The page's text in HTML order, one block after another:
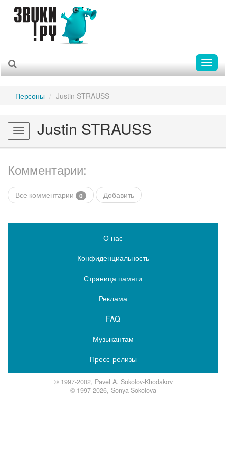
Персоны Justin STRAUSS
Toggle
navigation
Justin STRAUSS
Комментарии:
Все комментарии 0 Добавить
О нас
Конфиденциальность
Страница памяти
Реклама
FAQ
Музыкантам
Пресс-релизы
© 1997-2002, Pavel A. Sokolov-Khodakov
© 1997-2026, Sonya Sokolova